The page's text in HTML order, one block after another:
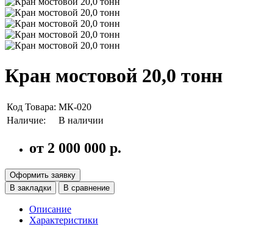
Кран мостовой 20,0 тонн
Код Товара: МК-020
Наличие:
В наличии
от 2 000 000 р.
Оформить заявку
В закладки
В сравнение
Описание
Характеристики